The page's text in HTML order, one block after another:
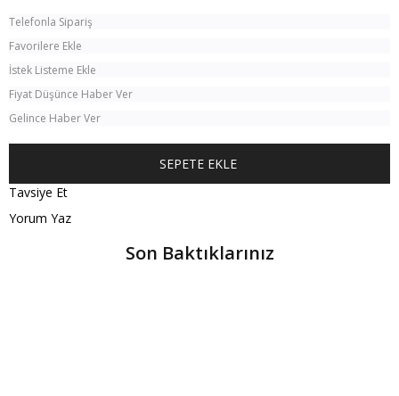
Telefonla Sipariş
Favorilere Ekle
İstek Listeme Ekle
Fiyat Düşünce Haber Ver
Gelince Haber Ver
Tavsiye Et
Yorum Yaz
Son Baktıklarınız